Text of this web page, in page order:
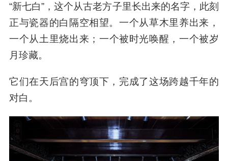
“新七白”，这个从古老方子里长出来的名字，此刻
正与瓷器的白隔空相望。一个从草木里养出来，
一个从土里烧出来；一个被时光唤醒，一个被岁
月珍藏。
它们在天后宫的穹顶下，完成了这场跨越千年的
对白。